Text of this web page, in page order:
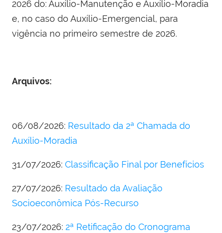
2026 do: Auxílio-Manutenção e Auxílio-Moradia
e, no caso do Auxílio-Emergencial, para
vigência no primeiro semestre de 2026.
Arquivos:
06/08/2026: Resultado da 2ª Chamada do
Auxílio-Moradia
31/07/2026: Classificação Final por Benefícios
27/07/2026: Resultado da Avaliação
Socioeconômica Pós-Recurso
23/07/2026: 2ª Retificação do Cronograma